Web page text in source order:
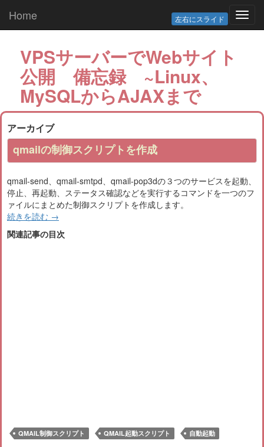
Home 左右にスライド
VPSサーバーでWebサイト
公開 備忘録 ~Linux、
MySQLからAJAXまで
アーカイブ
qmailの制御スクリプトを作成
qmail-send、qmail-smtpd、qmail-pop3dの３つのサービスを起動、
停止、再起動、ステータス確認などを実行するコマンドを一つのフ
ァイルにまとめた制御スクリプトを作成します。
続きを読む →
関連記事の目次
QMAIL制御スクリプト QMAIL起動スクリプト 自動起動